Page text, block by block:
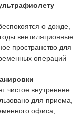
о дожде,
пространство для
операций
чистое внутреннее
для приема,
офиса,